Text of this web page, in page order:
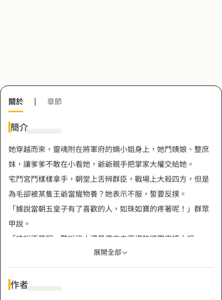
關於 | 章節
簡介
她穿越而來，靈魂附在將軍府的嫡小姐身上，她鬥姨娘、整庶
妹，讓爹爹不敢在小看她，爺爺親手把掌家大權交給她。
宅鬥宮鬥樣樣拿手，朝堂上舌辨群臣，戰場上大殺四方，但是
為毛卻被某隻王爺當寵物養？她表示不服，誓要反撲。
「據說當朝五皇子有了喜歡的人，如珠如寶的疼著呢！」群眾
甲說。
「誰說不是呢，聽說這人還是傳言中不堪的將軍府嫡小姐
某人聽後暴怒，拍著桌子對著坐在對面的某人說：「顧稀，你
丫的，誰說你疼我了，難道昨天是鬼打我，不讓我吃飯的
展開全部
作者